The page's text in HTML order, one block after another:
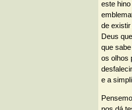
este
de
Deus
que
os olhos
e a